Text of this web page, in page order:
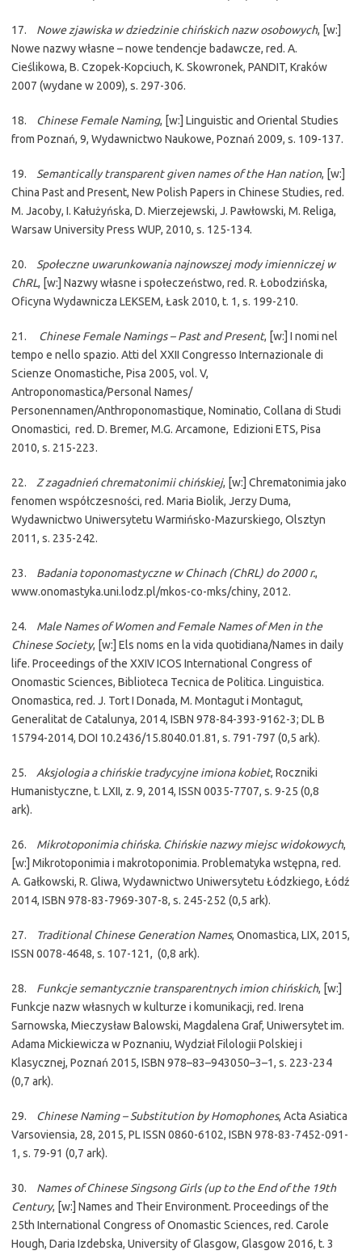
17. Nowe zjawiska w dziedzinie chińskich nazw osobowych, [w:]
Nowe nazwy własne – nowe tendencje badawcze, red. A.
Cieślikowa, B. Czopek-Kopciuch, K. Skowronek, PANDIT, Kraków
2007 (wydane w 2009), s. 297-306.
18. Chinese Female Naming, [w:] Linguistic and Oriental Studies
from Poznań, 9, Wydawnictwo Naukowe, Poznań 2009, s. 109-137.
19. Semantically transparent given names of the Han nation, [w:]
China Past and Present, New Polish Papers in Chinese Studies, red.
M. Jacoby, I. Kałużyńska, D. Mierzejewski, J. Pawłowski, M. Religa,
Warsaw University Press WUP, 2010, s. 125-134.
20. Społeczne uwarunkowania najnowszej mody imienniczej w
ChRL, [w:] Nazwy własne i społeczeństwo, red. R. Łobodzińska,
Oficyna Wydawnicza LEKSEM, Łask 2010, t. 1, s. 199-210.
21. Chinese Female Namings – Past and Present, [w:] I nomi nel
tempo e nello spazio. Atti del XXII Congresso Internazionale di
Scienze Onomastiche, Pisa 2005, vol. V,
Antroponomastica/Personal Names/
Personennamen/Anthroponomastique, Nominatio, Collana di Studi
Onomastici, red. D. Bremer, M.G. Arcamone, Edizioni ETS, Pisa
2010, s. 215-223.
22. Z zagadnień chrematonimii chińskiej, [w:] Chrematonimia jako
fenomen współczesności, red. Maria Biolik, Jerzy Duma,
Wydawnictwo Uniwersytetu Warmińsko-Mazurskiego, Olsztyn
2011, s. 235-242.
23. Badania toponomastyczne w Chinach (ChRL) do 2000 r.,
www.onomastyka.uni.lodz.pl/mkos-co-mks/chiny, 2012.
24. Male Names of Women and Female Names of Men in the
Chinese Society, [w:] Els noms en la vida quotidiana/Names in daily
life. Proceedings of the XXIV ICOS International Congress of
Onomastic Sciences, Biblioteca Tecnica de Politica. Linguistica.
Onomastica, red. J. Tort I Donada, M. Montagut i Montagut,
Generalitat de Catalunya, 2014, ISBN 978-84-393-9162-3; DL B
15794-2014, DOI 10.2436/15.8040.01.81, s. 791-797 (0,5 ark).
25. Aksjologia a chińskie tradycyjne imiona kobiet, Roczniki
Humanistyczne, t. LXII, z. 9, 2014, ISSN 0035-7707, s. 9-25 (0,8
ark).
26. Mikrotoponimia chińska. Chińskie nazwy miejsc widokowych,
[w:] Mikrotoponimia i makrotoponimia. Problematyka wstępna, red.
A. Gałkowski, R. Gliwa, Wydawnictwo Uniwersytetu Łódzkiego, Łódź
2014, ISBN 978-83-7969-307-8, s. 245-252 (0,5 ark).
27. Traditional Chinese Generation Names, Onomastica, LIX, 2015,
ISSN 0078-4648, s. 107-121, (0,8 ark).
28. Funkcje semantycznie transparentnych imion chińskich, [w:]
Funkcje nazw własnych w kulturze i komunikacji, red. Irena
Sarnowska, Mieczysław Balowski, Magdalena Graf, Uniwersytet im.
Adama Mickiewicza w Poznaniu, Wydział Filologii Polskiej i
Klasycznej, Poznań 2015, ISBN 978–83–943050–3–1, s. 223-234
(0,7 ark).
29. Chinese Naming – Substitution by Homophones, Acta Asiatica
Varsoviensia, 28, 2015, PL ISSN 0860-6102, ISBN 978-83-7452-091-
1, s. 79-91 (0,7 ark).
30. Names of Chinese Singsong Girls (up to the End of the 19th
Century, [w:] Names and Their Environment. Proceedings of the
25th International Congress of Onomastic Sciences, red. Carole
Hough, Daria Izdebska, University of Glasgow, Glasgow 2016, t. 3